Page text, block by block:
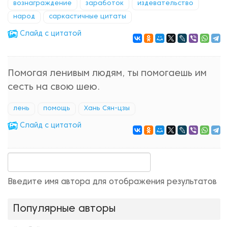
вознаграждение заработок издевательство
народ саркастичные цитаты
Cлайд с цитатой
Помогая ленивым людям, ты помогаешь им
сесть на свою шею.
лень помощь Хань Сян-цзы
Cлайд с цитатой
Введите имя автора для отображения результатов
Популярные авторы